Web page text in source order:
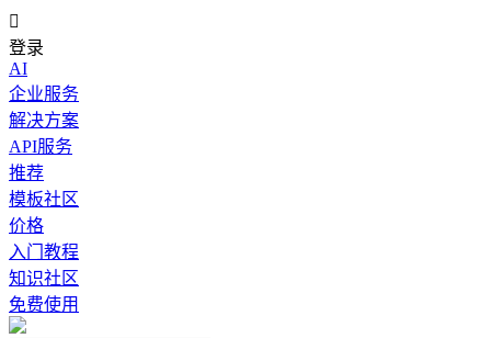

登录
AI
企业服务
解决方案
API服务
推荐
模板社区
价格
入门教程
知识社区
免费使用